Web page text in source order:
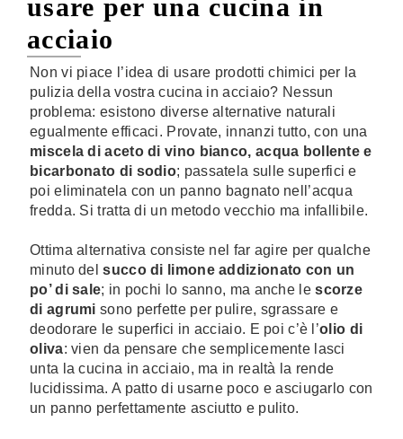
usare per una cucina in
acciaio
Non vi piace l’idea di usare prodotti chimici per la
pulizia della vostra cucina in acciaio? Nessun
problema: esistono diverse alternative naturali
egualmente efficaci. Provate, innanzi tutto, con una
miscela di aceto di vino bianco, acqua bollente e
bicarbonato di sodio; passatela sulle superfici e
poi eliminatela con un panno bagnato nell’acqua
fredda. Si tratta di un metodo vecchio ma infallibile.
Ottima alternativa consiste nel far agire per qualche
minuto delsucco di limone addizionato con un
po’ di sale; in pochi lo sanno, ma anche lescorze
di agrumi sono perfette per pulire, sgrassare e
deodorare le superfici in acciaio. E poi c’è l’olio di
oliva: vien da pensare che semplicemente lasci
unta la cucina in acciaio, ma in realtà la rende
lucidissima. A patto di usarne poco e asciugarlo con
un panno perfettamente asciutto e pulito.